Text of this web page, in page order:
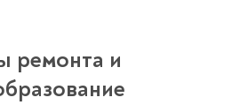
ремонта и